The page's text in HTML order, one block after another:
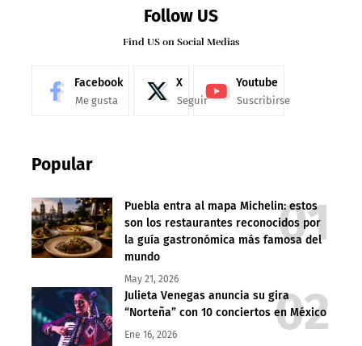
Follow US
Find US on Social Medias
Facebook
Me gusta
X
Seguir
Youtube
Suscribirse
Popular
Puebla entra al mapa Michelin: estos
son los restaurantes reconocidos por
la guía gastronómica más famosa del
mundo
May 21, 2026
Julieta Venegas anuncia su gira
“Norteña” con 10 conciertos en México
Ene 16, 2026